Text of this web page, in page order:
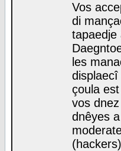
Vos
di
tapaedje
les
çoula
vos
dnêyes